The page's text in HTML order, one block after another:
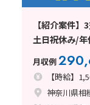
【紹介案件
土日祝休み/年
月収例
【時給】
神奈川県相